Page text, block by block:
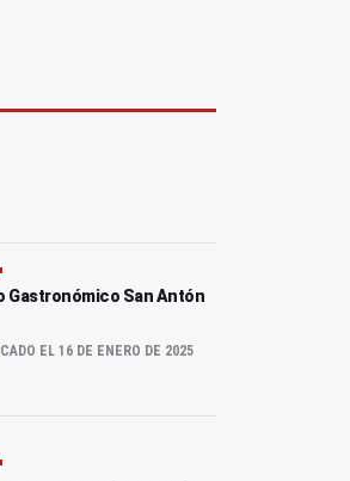
Gastronómico San Antón
EL 16 DE ENERO DE 2025